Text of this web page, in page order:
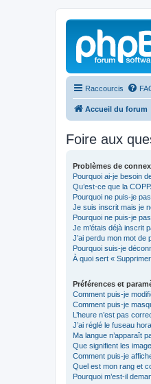
Raccourcis
Accueil du forum
Foire aux
Problèmes de
Pourquoi ai-je besoin
Qu’est-ce que la
Pourquoi ne puis-je
Je suis inscrit mais je
Pourquoi ne puis-je
Je m’étais déjà inscrit
J’ai perdu mon mot de
Pourquoi suis-je
À quoi sert «
Préférences et
Comment puis-je
Comment puis-je
L’heure n’est pas
J’ai réglé le fuseau
Ma langue n’apparaît
Que signifient les
Comment puis-je
Quel est mon rang et
Pourquoi m’est-il